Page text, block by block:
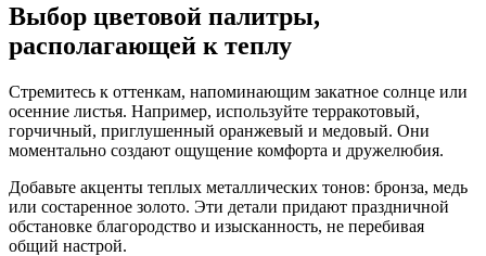
Выбор цветовой палитры,
располагающей к теплу
Стремитесь к оттенкам, напоминающим закатное солнце или
осенние листья. Например, используйте терракотовый,
горчичный, приглушенный оранжевый и медовый. Они
моментально создают ощущение комфорта и дружелюбия.
Добавьте акценты теплых металлических тонов: бронза, медь
или состаренное золото. Эти детали придают праздничной
обстановке благородство и изысканность, не перебивая
общий настрой.